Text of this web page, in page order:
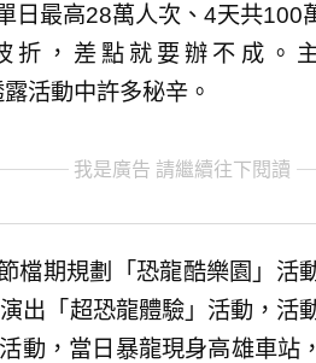
日最高28萬人次、4天共100
折，差點就要辦不成。
活動中許多秘辛。
我是廣告 請繼續往下閱讀
檔期規劃「恐龍酷樂園」活
出「超恐龍體驗」活動，活
動，當日暴龍現身高雄車站